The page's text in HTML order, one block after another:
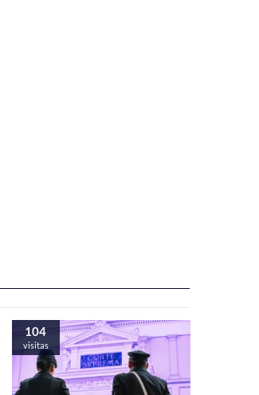
104
visitas